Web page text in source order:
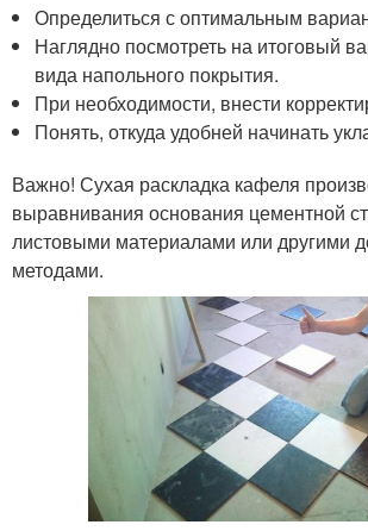
Определиться с оптимальным
Наглядно посмотреть на итоговый
вида напольного покрытия.
При необходимости, внести
Понять, откуда удобней начинать
Важно! Сухая раскладка кафеля
выравнивания основания цементной
листовыми материалами или другими
методами.